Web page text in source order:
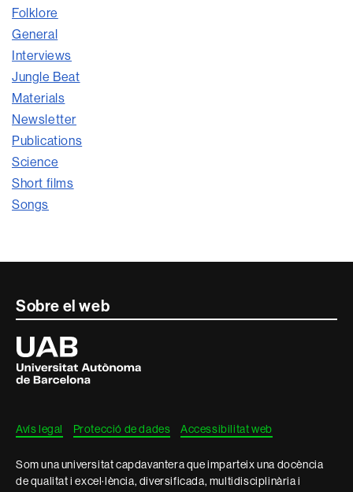
Folklore
General
Interviews
Jungle Beat
Materials
Newsletter
Publications
Science
Short films
Songs
Contacte
informació
legal
Sobre el web
Universitat
Autònoma
de
Barcelona
Avís legal Protecció de dades Accessibilitat web
Som una universitat capdavantera que imparteix una docència
de qualitat i excel·lència, diversificada, multidisciplinària i